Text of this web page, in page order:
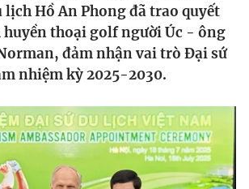
tế
lịch Hồ An Phong đã trao quyết
thoại golf người Úc - ông
đảm nhận vai trò Đại sứ
nhiệm kỳ 2025-2030.